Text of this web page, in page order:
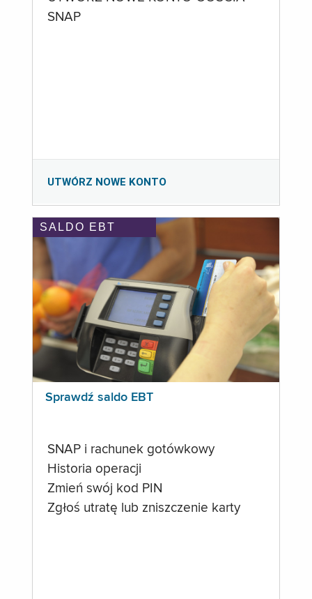
SNAP
UTWÓRZ NOWE KONTO
SALDO EBT
Sprawdź saldo EBT
SNAP i rachunek gotówkowy
Historia operacji
Zmień swój kod PIN
Zgłoś utratę lub zniszczenie karty